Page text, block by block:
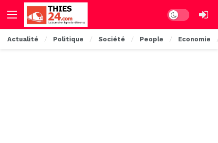
Dark mode
Actualité Politique Société People Economie